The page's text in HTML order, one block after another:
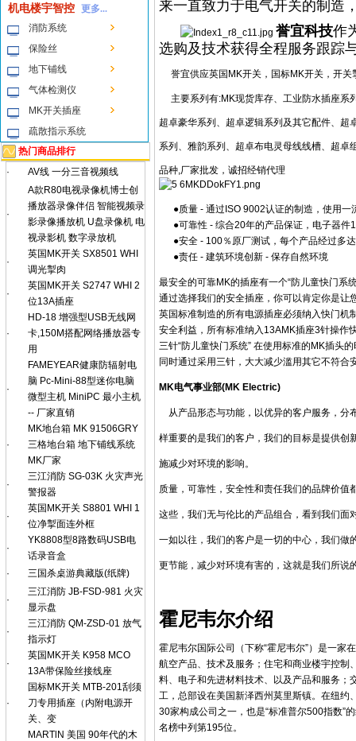
机电楼宇智控 更多...
消防系统
保险丝
地下铺线
气体检测仪
MK开关插座
疏散指示系统
热门商品排行
·
AV线 一分三音视频线
·
A款R80电视录像机博士创
播放器录像伴侣 智能视频录
影录像播放机 U盘录像机 电
视录影机 数字录放机
·
英国MK开关 SX8501 WHI
调光掣肉
·
英国MK开关 S2747 WHI 2
位13A插座
·
HD-18 增强型USB无线网
卡,150M搭配网络播放器专
用
·
FAMEYEAR健康防辐射电
脑 Pc-Mini-88型迷你电脑
微型主机 MiniPC 最小主机
-- 厂家直销
·
MK地台箱 MK 91506GRY
三格地台箱 地下铺线系统
MK厂家
·
三江消防 SG-03K 火灾声光
警报器
·
英国MK开关 S8801 WHI 1
位净掣面连外框
·
YK8808型8路数码USB电
话录音盒
·
三国杀桌游典藏版(纸牌)
·
三江消防 JB-FSD-981 火灾
显示盘
·
三江消防 QM-ZSD-01 放气
指示灯
·
英国MK开关 K958 MCO
13A带保险丝接线座
·
国标MK开关 MTB-201刮须
刀专用插座（内附电源开
关、变
MARTlN 美国 90年代的木
来一直致力于电气开关的制造
誉宜科技作
选购及技术获得全程服务跟踪
誉宜供应英国MK开关，国标MK开关，开关
主要系列有:MK现货库存、工业防水插座系
超卓豪华系列、超卓逻辑系列及其它配件、
系列、雅韵系列、超卓布电灵母线线槽、超
品种,厂家批发，诚招经销代理
●质量 - 通过ISO 9002认证的制造，使用一
●可靠性 - 综合20年的产品保证，电子器件
●安全 - 100％原厂测试，每个产品经过多
●责任 - 建筑环境创新 - 保存自然环境
最安全的可靠MK的插座有一个“防儿童快门系
通过选择我们的安全插座，你可以肯定你是让
英国标准制造的所有电源插座必须纳入快门机
安全利益，所有标准纳入13AMK插座3针操作
三针“防儿童快门系统” 在使用标准的MK插头
同时通过采用三针，大大减少滥用其它不符合
MK电气事业部(MK Electric)
从产品形态与功能，以优异的客户服务，分
样重要的是我们的客户，我们的目标是提供创
施减少对环境的影响。
质量，可靠性，安全性和责任我们的品牌价值
这些，我们无与伦比的产品组合，看到我们面
一如以往，我们的客户是一切的中心，我们做
更节能，减少对环境有害的，这就是我们所说
霍尼韦尔介绍
霍尼韦尔国际公司（下称“霍尼韦尔”）是一家
航空产品、技术及服务；住宅和商业楼宇控制
料、电子和先进材料技术、以及产品和服务
工，总部设在美国新泽西州莫里斯镇。在纽约
30家构成公司之一，也是“标准普尔500指数”
名榜中列第195位。